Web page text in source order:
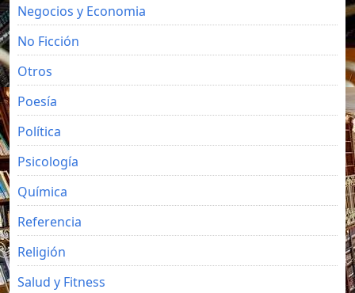
Negocios y Economia
No Ficción
Otros
Poesía
Política
Psicología
Química
Referencia
Religión
Salud y Fitness